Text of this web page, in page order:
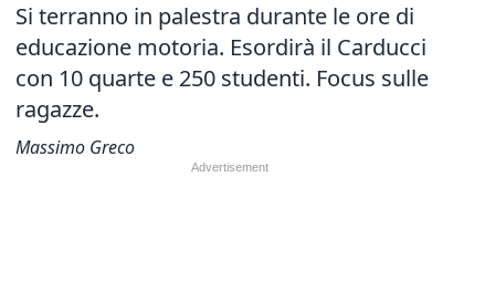
Si terranno in palestra durante le ore di
educazione motoria. Esordirà il Carducci
con 10 quarte e 250 studenti. Focus sulle
ragazze.
Massimo Greco